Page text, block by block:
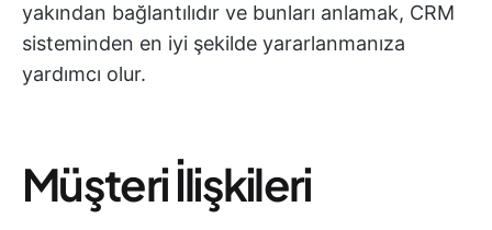
yakından bağlantılıdır ve bunları anlamak, CRM
sisteminden en iyi şekilde yararlanmanıza
yardımcı olur.
Müşteri İlişkileri